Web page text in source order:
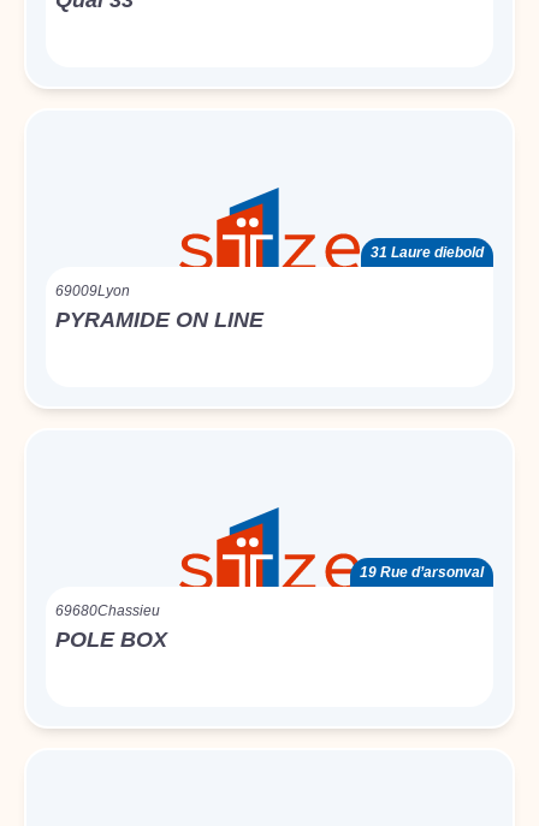
31 Laure diebold
69009Lyon
PYRAMIDE ON LINE
19 Rue d’arsonval
69680Chassieu
POLE BOX